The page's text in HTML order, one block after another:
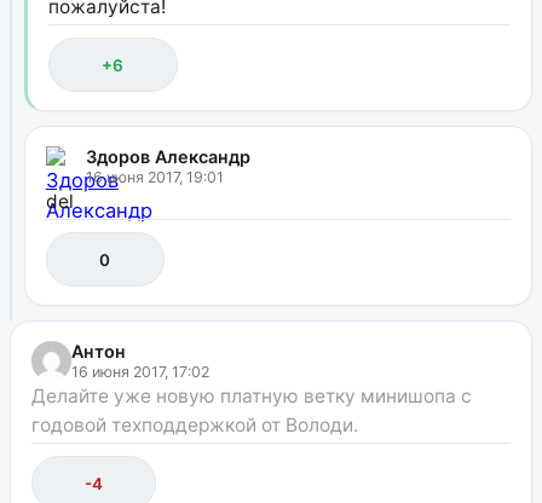
пожалуйста!
+6
Здоров Александр
16 июня 2017, 19:01
del
0
Антон
16 июня 2017, 17:02
Делайте уже новую платную ветку минишопа с
годовой техподдержкой от Володи.
-4